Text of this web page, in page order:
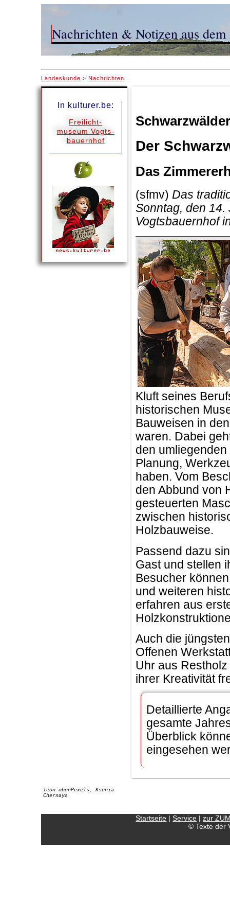
Nachrichten & Notizen aus
Landeskunde > Nachrichten
In kulturer.be:
Freilicht-
museum Vogts-
bauernhof
Der
Das
(sfmv) Das
Sonntag, den
Vogtsbauernhof
Kluft seines
historischen
Bauweisen in
waren. Dabei
den
Planung,
haben. Vom
den Abbund von
gesteuerten
zwischen
Holzbauweise.
Passend dazu
Gast und stellen
Besucher
und weiteren
erfahren aus
Auch die
Offenen
Uhr aus
ihrer Kreativität
Detaillierte
gesamte
Überblick
eingesehen
Icon obenPexels, Ksenia
Chernaya
Startseite |Service |zur
© Texte der